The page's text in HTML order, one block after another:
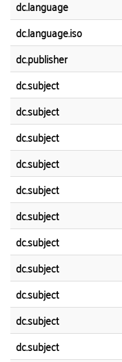
dc.language
dc.language.iso
dc.publisher
dc.subject
dc.subject
dc.subject
dc.subject
dc.subject
dc.subject
dc.subject
dc.subject
dc.subject
dc.subject
dc.subject